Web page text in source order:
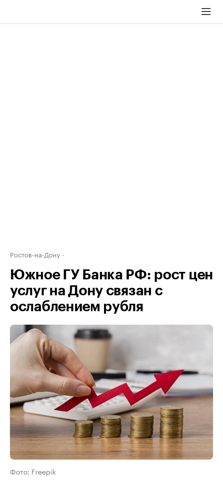
Ростов-на-Дону
Южное ГУ Банка РФ: рост цен
услуг на Дону связан с
ослаблением рубля
Фото: Freepik